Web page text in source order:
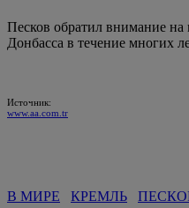
Песков обратил внимание
Донбасса в течение многих
Источник:
www.aa.com.tr
В МИРЕ КРЕМЛЬ